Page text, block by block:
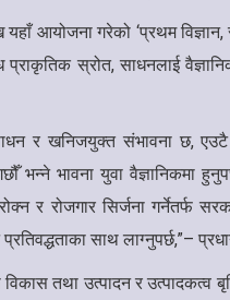
आयोजना गरेको ‘प्रथम विज्ञान,
स्रोत, साधनलाई
र खनिजयुक्त संभावना छ,
भन्ने भावना युवा वैज्ञानिकमा
र रोजगार सिर्जना गर्नेतर्फ
साथ लाग्नुपर्छ,”–
विकास तथा उत्पादन र उत्पादकत्व